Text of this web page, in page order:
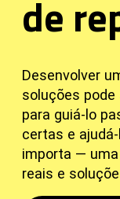
de
Desenvolver
soluções pode
para guiá-lo
certas e
importa —
reais e